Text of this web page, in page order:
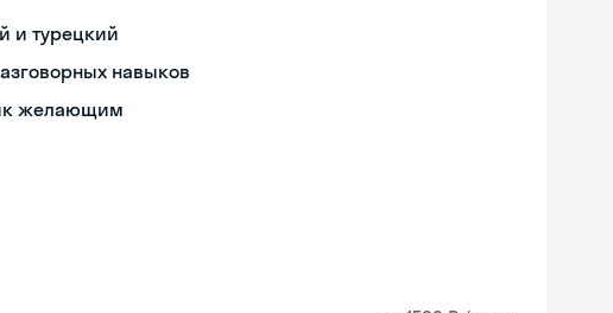
и турецкий
навыков
желающим